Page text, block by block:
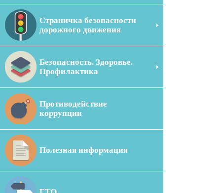
Страничка безопасности
дорожного движения
Безопасность. Здоровье.
Профилактика
Противодействие
коррупции
Полезная информация